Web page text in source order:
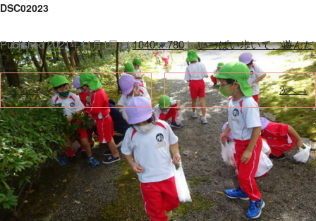
DSC02023
Published2021年11月1日at1040 × 780inいっぱい歩いて、遊んだ
よ！.
← 前へ 次へ →